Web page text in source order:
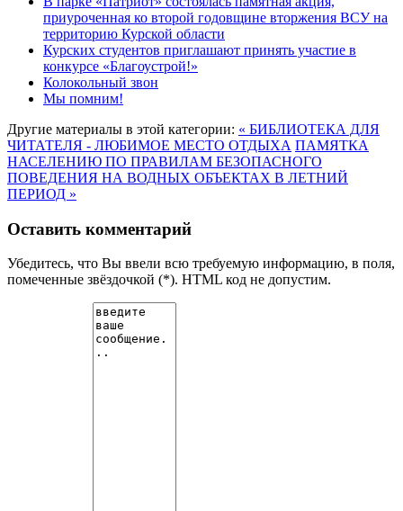
приуроченная ко второй годовщине вторжения ВСУ на
территорию Курской области
Курских студентов приглашают принять участие в
конкурсе «Благоустрой!»
Колокольный звон
Мы помним!
Другие материалы в этой категории: « БИБЛИОТЕКА ДЛЯ
ЧИТАТЕЛЯ - ЛЮБИМОЕ МЕСТО ОТДЫХА ПАМЯТКА
НАСЕЛЕНИЮ ПО ПРАВИЛАМ БЕЗОПАСНОГО
ПОВЕДЕНИЯ НА ВОДНЫХ ОБЪЕКТАХ В ЛЕТНИЙ
ПЕРИОД »
Оставить комментарий
Убедитесь, что Вы ввели всю требуемую информацию, в поля,
помеченные звёздочкой (*). HTML код не допустим.